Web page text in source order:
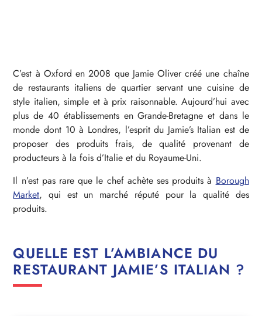
C’est à Oxford en 2008 que Jamie Oliver créé une chaîne
de restaurants italiens de quartier servant une cuisine de
style italien, simple et à prix raisonnable. Aujourd’hui avec
plus de 40 établissements en Grande-Bretagne et dans le
monde dont 10 à Londres, l’esprit du Jamie’s Italian est de
proposer des produits frais, de qualité provenant de
producteurs à la fois d’Italie et du Royaume-Uni.
Il n’est pas rare que le chef achète ses produits à Borough
Market, qui est un marché réputé pour la qualité des
produits.
QUELLE EST L’AMBIANCE DU
RESTAURANT JAMIE’S ITALIAN ?